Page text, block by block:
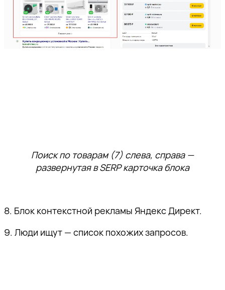
Поиск по товарам (7) слева, справа —
развернутая в SERP карточка блока
8. Блок контекстной рекламы Яндекс Директ.
9. Люди ищут — список похожих запросов.